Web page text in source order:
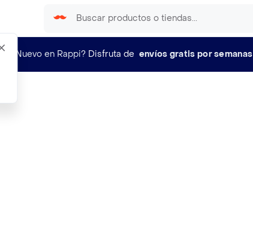
¿Nuevo en Rappi? Disfruta de envíos gratis por semanas